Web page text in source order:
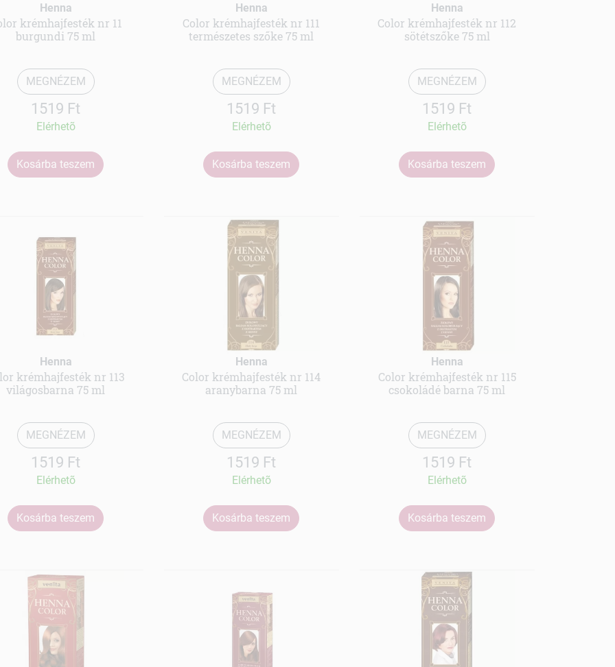
Henna
krémhajfesték nr 11
burgundi 75 ml
MEGNÉZEM
1519 Ft
Elérhetõ
Kosárba teszem
Henna
Color krémhajfesték nr 111
természetes szőke 75 ml
MEGNÉZEM
1519 Ft
Elérhetõ
Kosárba teszem
Henna
Color krémhajfesték nr 112
sötétszőke 75 ml
MEGNÉZEM
1519 Ft
Elérhetõ
Kosárba teszem
Henna
krémhajfesték nr 113
világosbarna 75 ml
MEGNÉZEM
1519 Ft
Elérhetõ
Kosárba teszem
Henna
Color krémhajfesték nr 114
aranybarna 75 ml
MEGNÉZEM
1519 Ft
Elérhetõ
Kosárba teszem
Henna
Color krémhajfesték nr 115
csokoládé barna 75 ml
MEGNÉZEM
1519 Ft
Elérhetõ
Kosárba teszem